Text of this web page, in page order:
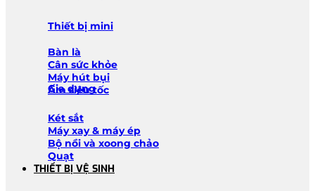
Thiết bị mini
Bàn là
Cân sức khỏe
Máy hút bụi
Ấm siêu tốc
Gia dụng
Két sắt
Máy xay & máy ép
Bộ nồi và xoong chảo
Quạt
THIẾT BỊ VỆ SINH